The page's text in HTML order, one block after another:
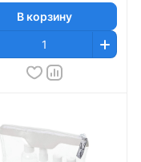
В корзину